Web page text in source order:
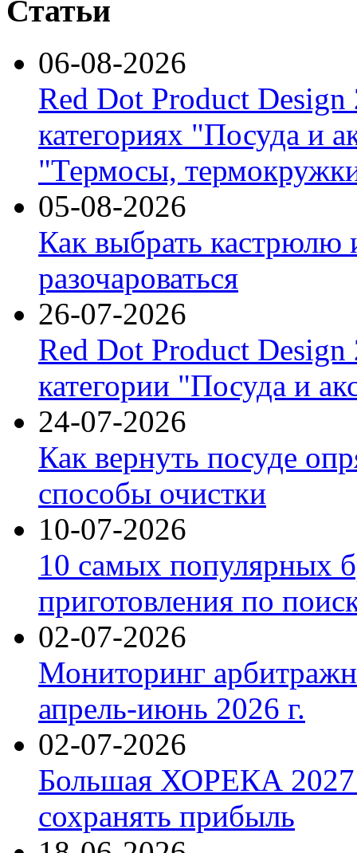
Статьи
06-08-2026
Red Dot Product Design
категориях "Посуда и
"Термосы,
05-08-2026
Как выбрать кастрюлю
разочароваться
26-07-2026
Red Dot Product Design
категории "Посуда и
24-07-2026
Как вернуть посуде
способы очистки
10-07-2026
10 самых популярных
приготовления по
02-07-2026
Мониторинг
апрель-июнь 2026 г.
02-07-2026
Большая ХОРЕКА 2027:
сохранять прибыль